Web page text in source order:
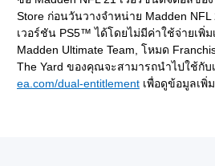
Store ก่อนวันวางจำหน่าย Madden
เวอร์ชัน PS5™ ได้โดยไม่มีค่าใช้จ่ายเพิ่ม
Madden Ultimate Team, โหมด
The Yard ของคุณจะสามารถนำไปใช้กับ
ea.com/dual-entitlement เพื่อดูข้อมูลเพิ่